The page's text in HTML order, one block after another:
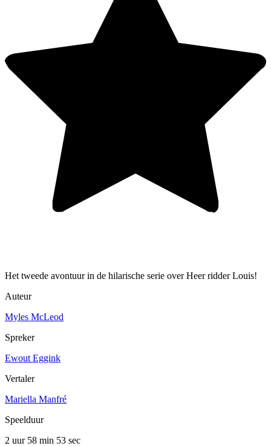
Het tweede avontuur in de hilarische serie over Heer ridder Louis!
Auteur
Myles McLeod
Spreker
Ewout Eggink
Vertaler
Mariella Manfré
Speelduur
2 uur 58 min 53 sec